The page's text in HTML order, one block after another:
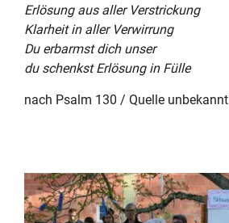
Erlösung aus aller Verstrickung
Klarheit in aller Verwirrung
Du erbarmst dich unser
du schenkst Erlösung in Fülle
nach Psalm 130 / Quelle unbekannt